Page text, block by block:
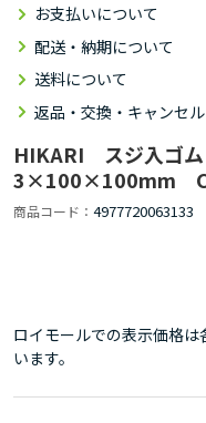
お支払いについて
配送・納期について
送料について
返品・交換・キャンセ
HIKARI スジ入ゴ
3×100×100mm
商品コード 4977720063133
ロイモールでの表示価格
います。